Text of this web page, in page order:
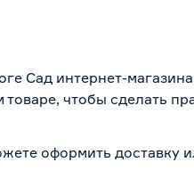
Сад интернет-
чтобы сделать
оформить доставку